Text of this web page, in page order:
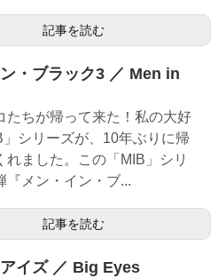
記事を読む
・ブラック3 ／ Men in
たちが帰って来た！私の大好
」シリーズが、10年ぶりに帰
れました。この「MIB」シリ
『メン・イン・ブ...
記事を読む
イズ ／ Big Eyes